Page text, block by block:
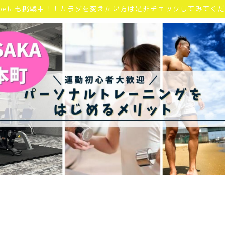
にも挑戦中！！カラダを変えたい方は是非チェックしてみてく